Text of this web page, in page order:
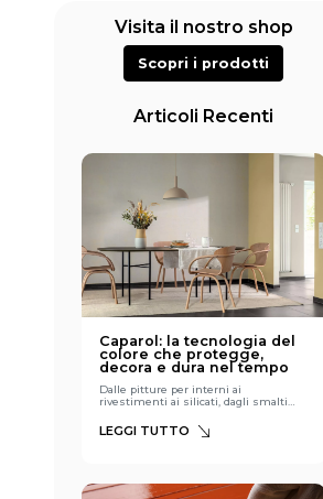
Visita il nostro shop
Scopri i prodotti
Articoli Recenti
Caparol: la tecnologia del
colore che protegge,
decora e dura nel tempo
Dalle pitture per interni ai
rivestimenti ai silicati, dagli smalti
gamma Caparol, dove tecnologia
tedesca e resa estetica si incontrano
marchi più autorevoli nel mondo dei
LEGGI TUTTO